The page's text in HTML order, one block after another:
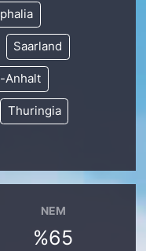
Saarland
Anhalt
Thuringia
NEM
%65